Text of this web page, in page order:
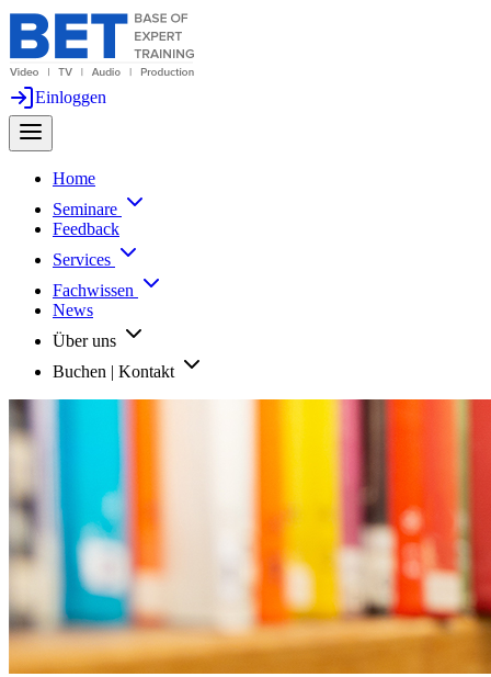
Einloggen
Home
Seminare
Feedback
Services
Fachwissen
News
Über uns
Buchen | Kontakt